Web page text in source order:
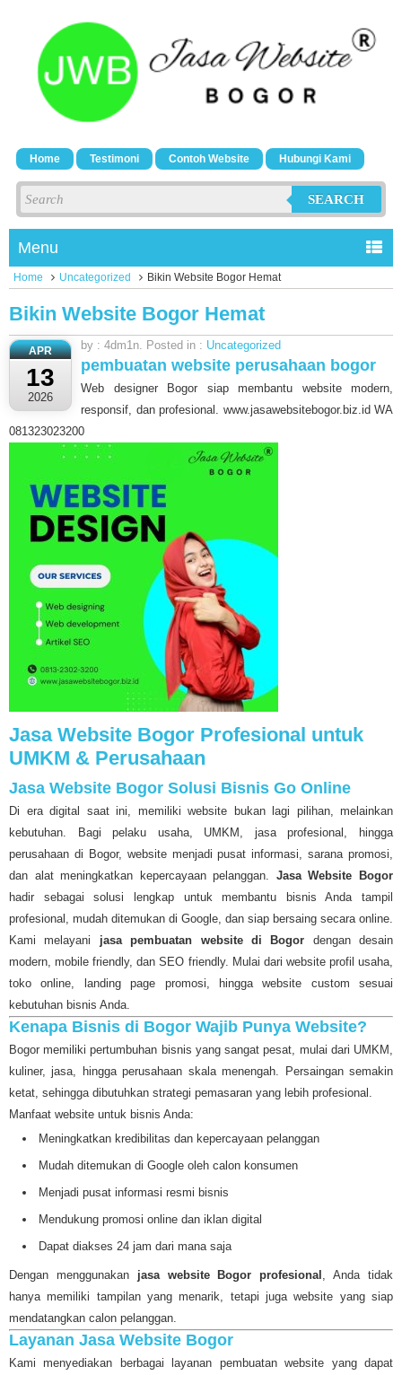
Home Testimoni Contoh Website Hubungi Kami
SEARCH
Menu
Home Uncategorized Bikin Website Bogor Hemat
Bikin Website Bogor Hemat
APR
13
2026
by : 4dm1n. Posted in : Uncategorized
pembuatan website perusahaan bogor
Web designer Bogor siap membantu website modern,
responsif, dan profesional. www.jasawebsitebogor.biz.id WA
081323023200
Jasa Website Bogor Profesional untuk
UMKM & Perusahaan
Jasa Website Bogor Solusi Bisnis Go Online
Di era digital saat ini, memiliki website bukan lagi pilihan, melainkan
kebutuhan. Bagi pelaku usaha, UMKM, jasa profesional, hingga
perusahaan di Bogor, website menjadi pusat informasi, sarana promosi,
dan alat meningkatkan kepercayaan pelanggan. Jasa Website Bogor
hadir sebagai solusi lengkap untuk membantu bisnis Anda tampil
profesional, mudah ditemukan di Google, dan siap bersaing secara online.
Kami melayani jasa pembuatan website di Bogor dengan desain
modern, mobile friendly, dan SEO friendly. Mulai dari website profil usaha,
toko online, landing page promosi, hingga website custom sesuai
kebutuhan bisnis Anda.
Kenapa Bisnis di Bogor Wajib Punya Website?
Bogor memiliki pertumbuhan bisnis yang sangat pesat, mulai dari UMKM,
kuliner, jasa, hingga perusahaan skala menengah. Persaingan semakin
ketat, sehingga dibutuhkan strategi pemasaran yang lebih profesional.
Manfaat website untuk bisnis Anda:
Meningkatkan kredibilitas dan kepercayaan pelanggan
Mudah ditemukan di Google oleh calon konsumen
Menjadi pusat informasi resmi bisnis
Mendukung promosi online dan iklan digital
Dapat diakses 24 jam dari mana saja
Dengan menggunakan jasa website Bogor profesional , Anda tidak
hanya memiliki tampilan yang menarik, tetapi juga website yang siap
mendatangkan calon pelanggan.
Layanan Jasa Website Bogor
Kami menyediakan berbagai layanan pembuatan website yang dapat